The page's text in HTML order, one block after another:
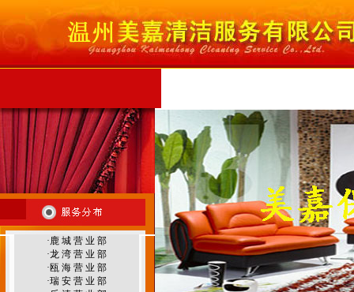
·鹿 城 营 业 部
·龙 湾 营 业 部
·瓯 海 营 业 部
·瑞 安 营 业 部
温州外墙清洗
温州地毯清洗